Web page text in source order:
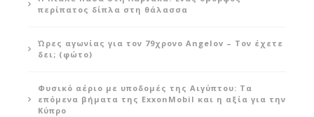
περίπατος δίπλα στη θάλασσα
Ώρες αγωνίας για τον 79χρονο Angelov – Τον έχετε
δει; (φώτο)
Φυσικό αέριο με υποδομές της Αιγύπτου: Τα
επόμενα βήματα της ExxonMobil και η αξία για την
Κύπρο